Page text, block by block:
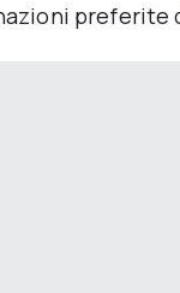
preferite